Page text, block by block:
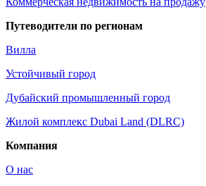
Путеводители по регионам
Вилла
Устойчивый город
Дубайский промышленный город
Жилой комплекс Dubai Land (DLRC)
Компания
О нас